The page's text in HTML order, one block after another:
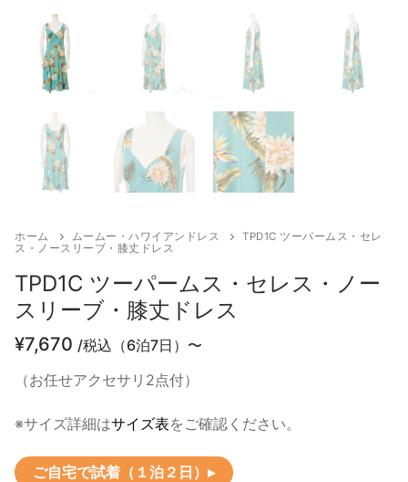
ホーム ムームー・ハワイアンドレス
TPD1C ツーパームス・セレ
ス・ノースリーブ・膝丈ドレス
TPD1C ツーパームス・セレス・ノー
スリーブ・膝丈ドレス
¥7,670 /税込（6泊7日）〜
（お任せアクセサリ2点付）
※サイズ詳細はサイズ表をご確認ください。
ご自宅で試着（１泊２日）▸